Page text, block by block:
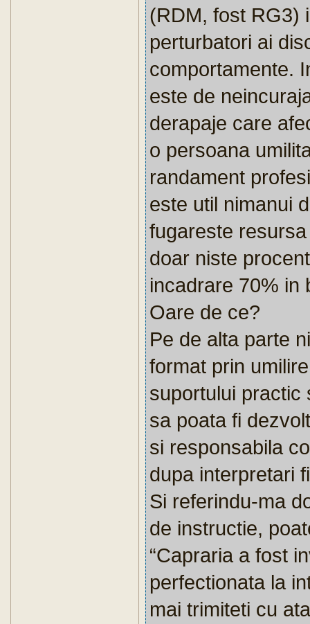
(RDM, fost RG3)
perturbatori ai
comportamente.
este de
derapaje care
o persoana
randament
este util nimanui
fugareste
doar niste
incadrare 70% in
Oare de ce?
Pe de alta parte
format prin
suportului practic
sa poata fi
si responsabila
dupa interpretari
Si referindu-ma
de instructie,
“Capraria a fost
perfectionata la
mai trimiteti cu